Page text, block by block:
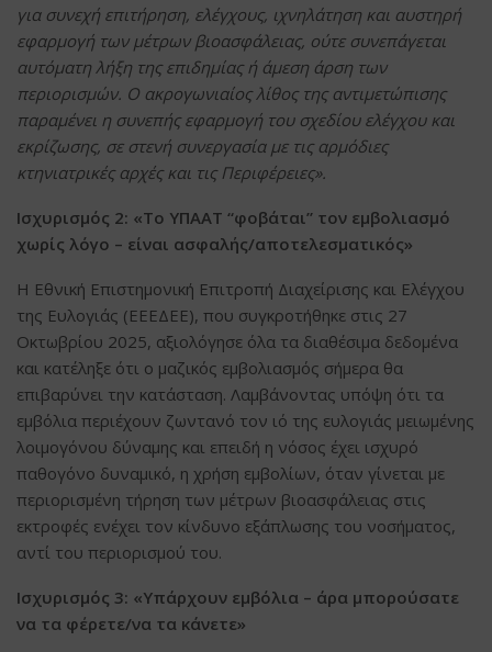
για συνεχή επιτήρηση, ελέγχους, ιχνηλάτηση και αυστηρή
εφαρμογή των μέτρων βιοασφάλειας, ούτε συνεπάγεται
αυτόματη λήξη της επιδημίας ή άμεση άρση των
περιορισμών. Ο ακρογωνιαίος λίθος της αντιμετώπισης
παραμένει η συνεπής εφαρμογή του σχεδίου ελέγχου και
εκρίζωσης, σε στενή συνεργασία με τις αρμόδιες
κτηνιατρικές αρχές και τις Περιφέρειες».
Ισχυρισμός 2: «Το ΥΠΑΑΤ “φοβάται” τον εμβολιασμό
χωρίς λόγο – είναι ασφαλής/αποτελεσματικός»
Η Εθνική Επιστημονική Επιτροπή Διαχείρισης και Ελέγχου
της Ευλογιάς (ΕΕΕΔΕΕ), που συγκροτήθηκε στις 27
Οκτωβρίου 2025, αξιολόγησε όλα τα διαθέσιμα δεδομένα
και κατέληξε ότι ο μαζικός εμβολιασμός σήμερα θα
επιβαρύνει την κατάσταση. Λαμβάνοντας υπόψη ότι τα
εμβόλια περιέχουν ζωντανό τον ιό της ευλογιάς μειωμένης
λοιμογόνου δύναμης και επειδή η νόσος έχει ισχυρό
παθογόνο δυναμικό, η χρήση εμβολίων, όταν γίνεται με
περιορισμένη τήρηση των μέτρων βιοασφάλειας στις
εκτροφές ενέχει τον κίνδυνο εξάπλωσης του νοσήματος,
αντί του περιορισμού του.
Ισχυρισμός 3: «Υπάρχουν εμβόλια – άρα μπορούσατε
να τα φέρετε/να τα κάνετε»